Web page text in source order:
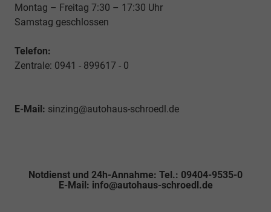
Montag – Freitag 7:30 – 17:30 Uhr
Samstag geschlossen
Telefon:
Zentrale: 0941 - 899617 - 0
E-Mail: sinzing@autohaus-schroedl.de
Notdienst und 24h-Annahme: Tel.: 09404-9535-0
E-Mail: info@autohaus-schroedl.de